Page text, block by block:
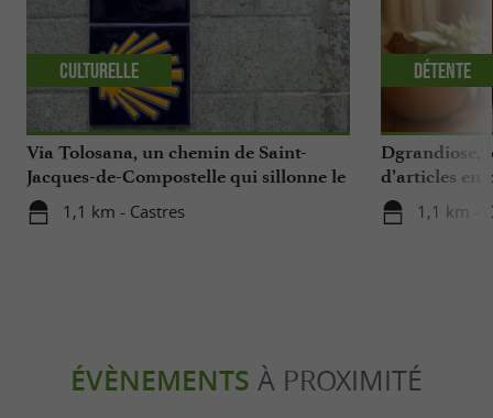
Via Tolosana, un chemin de Saint-
Jacques-de-Compostelle qui sillonne le
Tarn
1,1 km - Castres
Culturelle
Dgrandiose,
d’articles en
1,1 km -
Détente
ÉVÈNEMENTS À PROXIMITÉ